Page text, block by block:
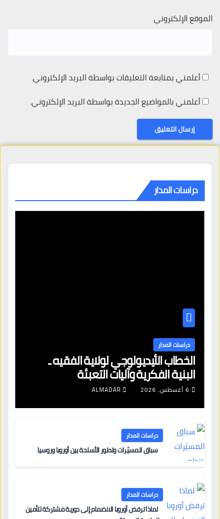
الموقع الإلكتروني
أعلمني بمتابعة التعليقات بواسطة البريد الإلكتروني.
أعلمني بالمواضيع الجديدة بواسطة البريد الإلكتروني.
دراسات المدار
دراسات المدار
الخطاب الأيديولوجي لولاية الفقيه ـ
البنية الفكرية وآليات التعبئة
6 أغسطس، 2026 ALMADAR
دراسات المدار
سباق المسيّرات وتطور الأسلحة بين أوروبا وروسيا
دراسات المدار
لماذا ترفض أوروبا الانضمام إلى دورية مشتركة لتأمين